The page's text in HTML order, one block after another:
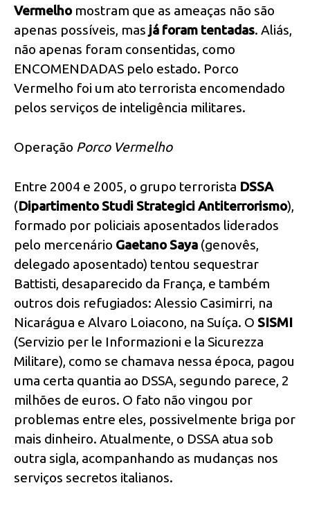
Vermelho mostram que as ameaças não são
apenas possíveis, mas já foram tentadas. Aliás,
não apenas foram consentidas, como
ENCOMENDADAS pelo estado. Porco
Vermelho foi um ato terrorista encomendado
pelos serviços de inteligência militares.
Operação Porco Vermelho
Entre 2004 e 2005, o grupo terrorista DSSA
(Dipartimento Studi Strategici Antiterrorismo),
formado por policiais aposentados liderados
pelo mercenário Gaetano Saya (genovês,
delegado aposentado) tentou sequestrar
Battisti, desaparecido da França, e também
outros dois refugiados: Alessio Casimirri, na
Nicarágua e Alvaro Loiacono, na Suíça. O SISMI
(Servizio per le Informazioni e la Sicurezza
Militare), como se chamava nessa época, pagou
uma certa quantia ao DSSA, segundo parece, 2
milhões de euros. O fato não vingou por
problemas entre eles, possivelmente briga por
mais dinheiro. Atualmente, o DSSA atua sob
outra sigla, acompanhando as mudanças nos
serviços secretos italianos.